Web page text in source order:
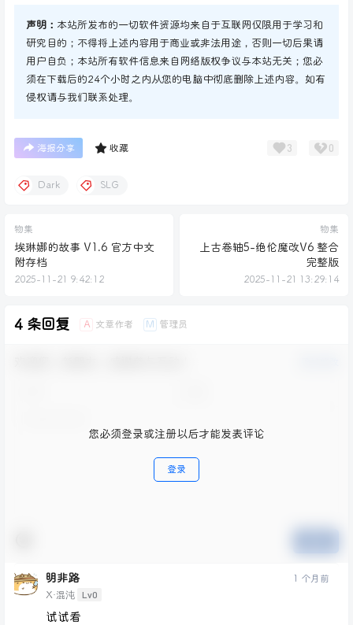
声明： 本站所发布的一切软件资源均来自于互联网仅限用于学习和
研究目的；不得将上述内容用于商业或非法用途，否则一切后果请
用户自负；本站所有软件信息来自网络版权争议与本站无关；您必
须在下载后的24个小时之内从您的电脑中彻底删除上述内容。如有
侵权请与我们联系处理。
海报分享 收藏 3 0
Dark SLG
物集
埃琳娜的故事 V1.6 官方中文
附存档
2025-11-21 9:42:12
物集
上古卷轴5-绝伦魔改V6 整合
完整版
2025-11-21 13:29:14
4 条回复 A 文章作者 M 管理员
您必须登录或注册以后才能发表评论
登录
明非路
X·混沌 Lv0
1 个月前
试试看